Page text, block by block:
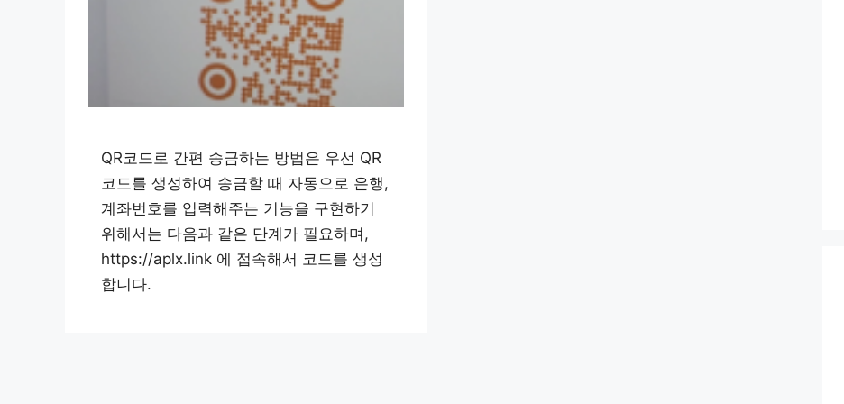
QR코드로 간편 송금하는 방법은 우선 QR
코드를 생성하여 송금할 때 자동으로 은행,
계좌번호를 입력해주는 기능을 구현하기
위해서는 다음과 같은 단계가 필요하며,
https://aplx.link 에 접속해서 코드를 생성
합니다.